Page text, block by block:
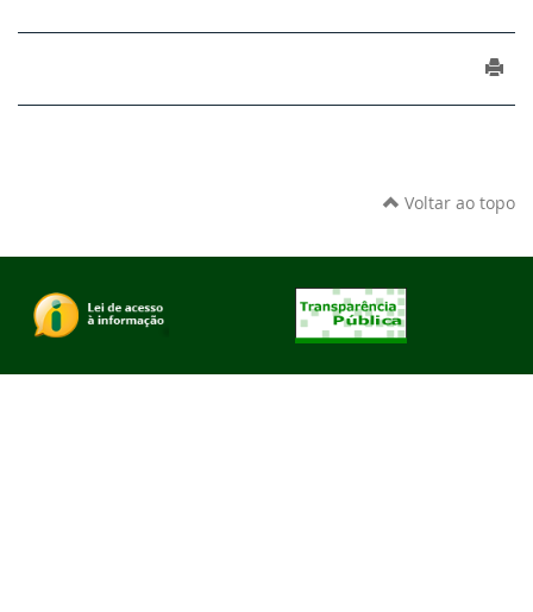
Voltar ao topo